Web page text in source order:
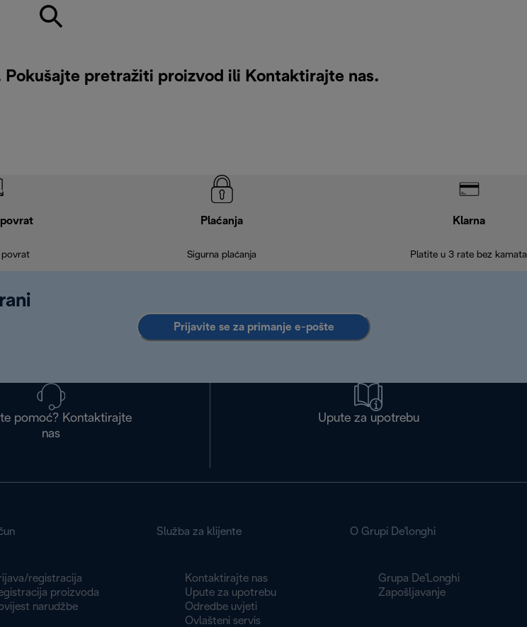
Pokušajte pretražiti proizvod ili Kontaktirajte nas.
povrat
Plaćanja
Sigurna plaćanja
Klarna
Platite u 3 rate bez kamata
Prijavite se za primanje e-pošte
pomoć? Kontaktirajte
nas
Upute za upotrebu
registracija
proizvoda
narudžbe
Služba za klijente
Kontaktirajte nas
Upute za upotrebu
Odredbe uvjeti
Ovlašteni servis
O Grupi De'longhi
Grupa De'Longhi
Zapošljavanje